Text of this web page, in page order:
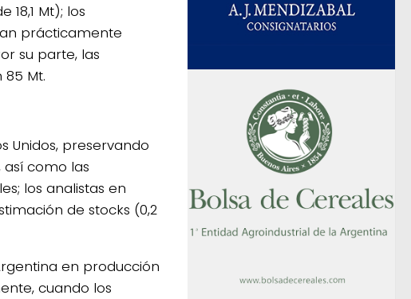
Mt); los
prácticamente
su parte, las
Mt.
Unidos, preservando
como las
los analistas en
de stocks (0,2
en producción
cuando los